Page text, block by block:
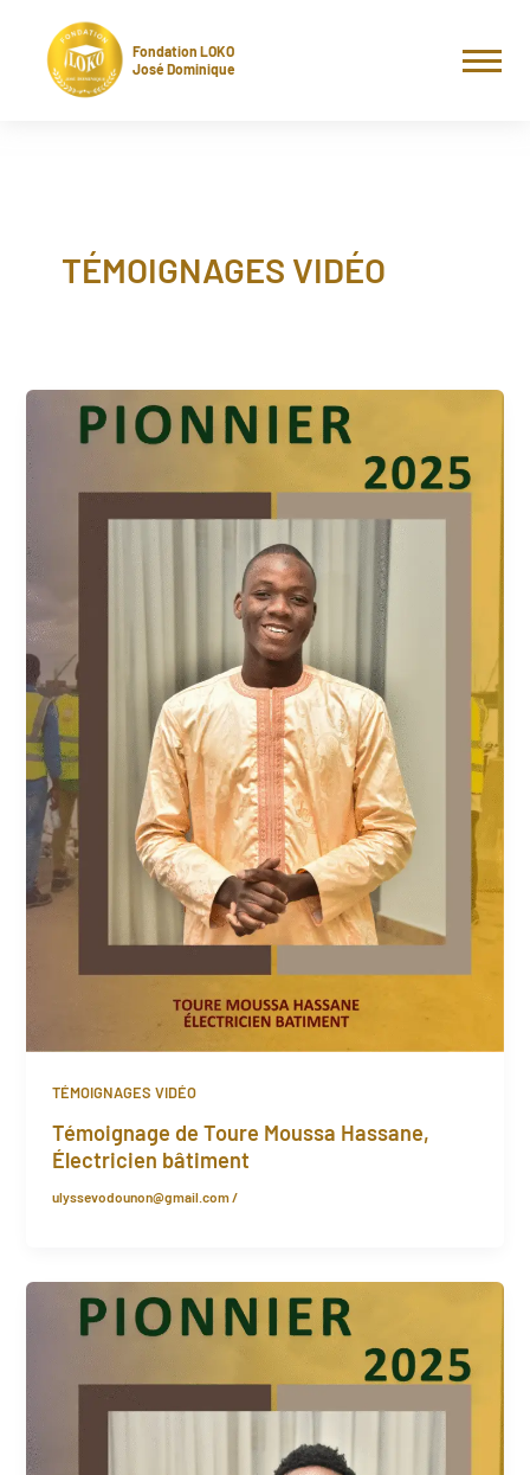
contenu
Fondation LOKO
José Dominique
TÉMOIGNAGES VIDÉO
TÉMOIGNAGES VIDÉO
Témoignage de Toure Moussa Hassane,
Électricien bâtiment
ulyssevodounon@gmail.com/